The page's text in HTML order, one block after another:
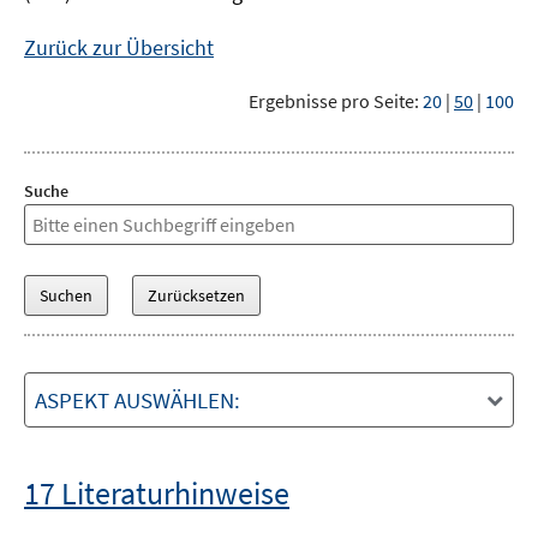
Zurück zur Übersicht
Ergebnisse pro Seite: 20 | 50 | 100
Suche
ASPEKT AUSWÄHLEN:
17 Literaturhinweise